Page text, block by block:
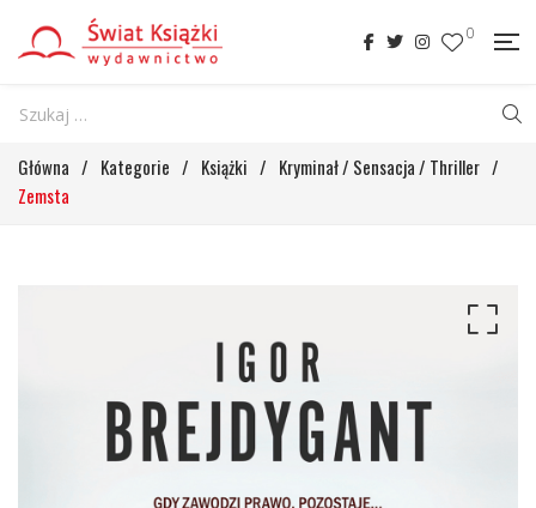
0
Główna / Kategorie / Książki / Kryminał / Sensacja / Thriller /
Zemsta